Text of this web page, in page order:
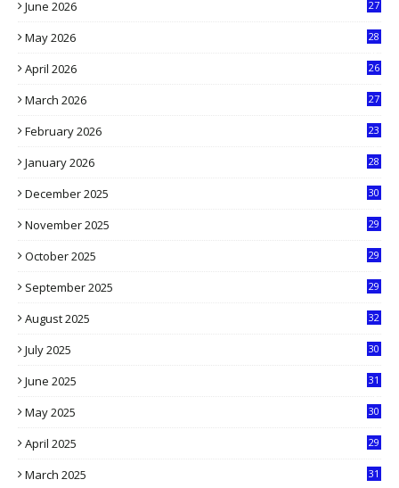
June 2026
27
May 2026
28
April 2026
26
March 2026
27
February 2026
23
January 2026
28
December 2025
30
November 2025
29
October 2025
29
September 2025
29
August 2025
32
July 2025
30
June 2025
31
May 2025
30
April 2025
29
March 2025
31